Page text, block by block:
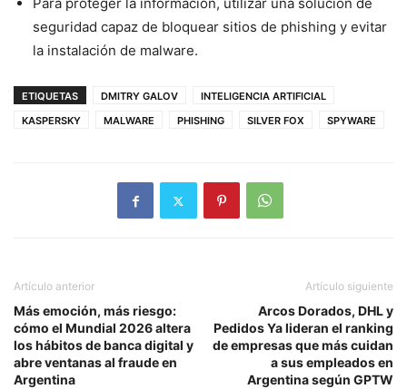
Para proteger la información, utilizar una solución de
seguridad capaz de bloquear sitios de phishing y evitar
la instalación de malware.
ETIQUETAS DMITRY GALOV
INTELIGENCIA ARTIFICIAL
KASPERSKY
MALWARE PHISHING SILVER FOX SPYWARE
Artículo anterior
Más emoción, más riesgo:
cómo el Mundial 2026 altera
los hábitos de banca digital y
abre ventanas al fraude en
Argentina
Artículo siguiente
Arcos Dorados, DHL y
Pedidos Ya lideran el ranking
de empresas que más cuidan
a sus empleados en
Argentina según GPTW